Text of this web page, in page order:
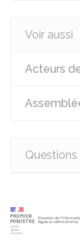
Voir aussi
Acteurs
Questions